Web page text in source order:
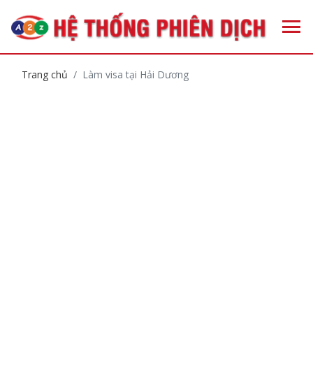
Trang chủ Làm visa tại Hải Dương